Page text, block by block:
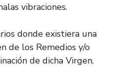
vibraciones.
donde existiera una
de los Remedios y/o
de dicha Virgen.